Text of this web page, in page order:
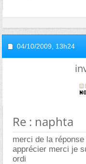
04/10/2009, 13h24
Re : naphta
merci de la
apprécier merci je
ordi